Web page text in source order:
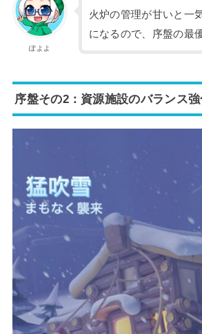
ぽよよ
火炉の管理が甘いと一
になるので、序盤の最
序盤その2：資源施設のバランス